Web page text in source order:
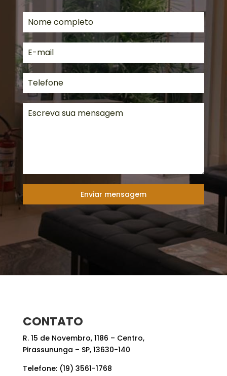
Enviar mensagem
CONTATO
R. 15 de Novembro, 1186 – Centro,
Pirassununga – SP, 13630-140
Telefone: (19) 3561-1768